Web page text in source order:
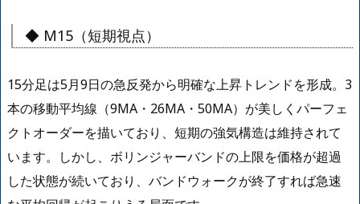
◆ M15（短期視点）
15分足は5月9日の急反発から明確な上昇トレンドを形成。3
本の移動平均線（9MA・26MA・50MA）が美しくパーフェ
クトオーダーを描いており、短期の強気構造は維持されて
います。しかし、ボリンジャーバンドの上限を価格が超過
した状態が続いており、バンドウォークが終了すれば急速